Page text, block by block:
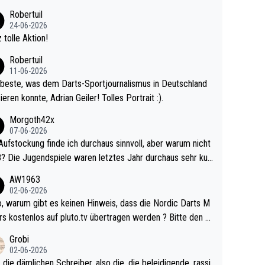
Da gewinnst keinen Blumentopf - ist ja n
eines Kreisligisten vs einem Bu
Robertuil
24-06-2026
tolle Aktion!
Robertuil
11-06-2026
was dem Darts-Sportjournalismus in Deutschland
konnte, Adrian Geiler! Tolles Portrait :).
Morgoth42x
07-06-2026
finde ich durchaus sinnvoll, aber warum nicht
sehr kur
Somit ändert die automatische Qualifikation des Weltm
nichts. Ich denke sie wollen damit für nächste
wenig WDF Turniere spielen. Dies war bei Archie Self l
Jahr der Fall. Er musste als amtierender Weltmeister d
AW1963
02-06-2026
M
kostenlos auf pluto.tv übertragen werden ? Bitte den A
Grobi
02-06-2026